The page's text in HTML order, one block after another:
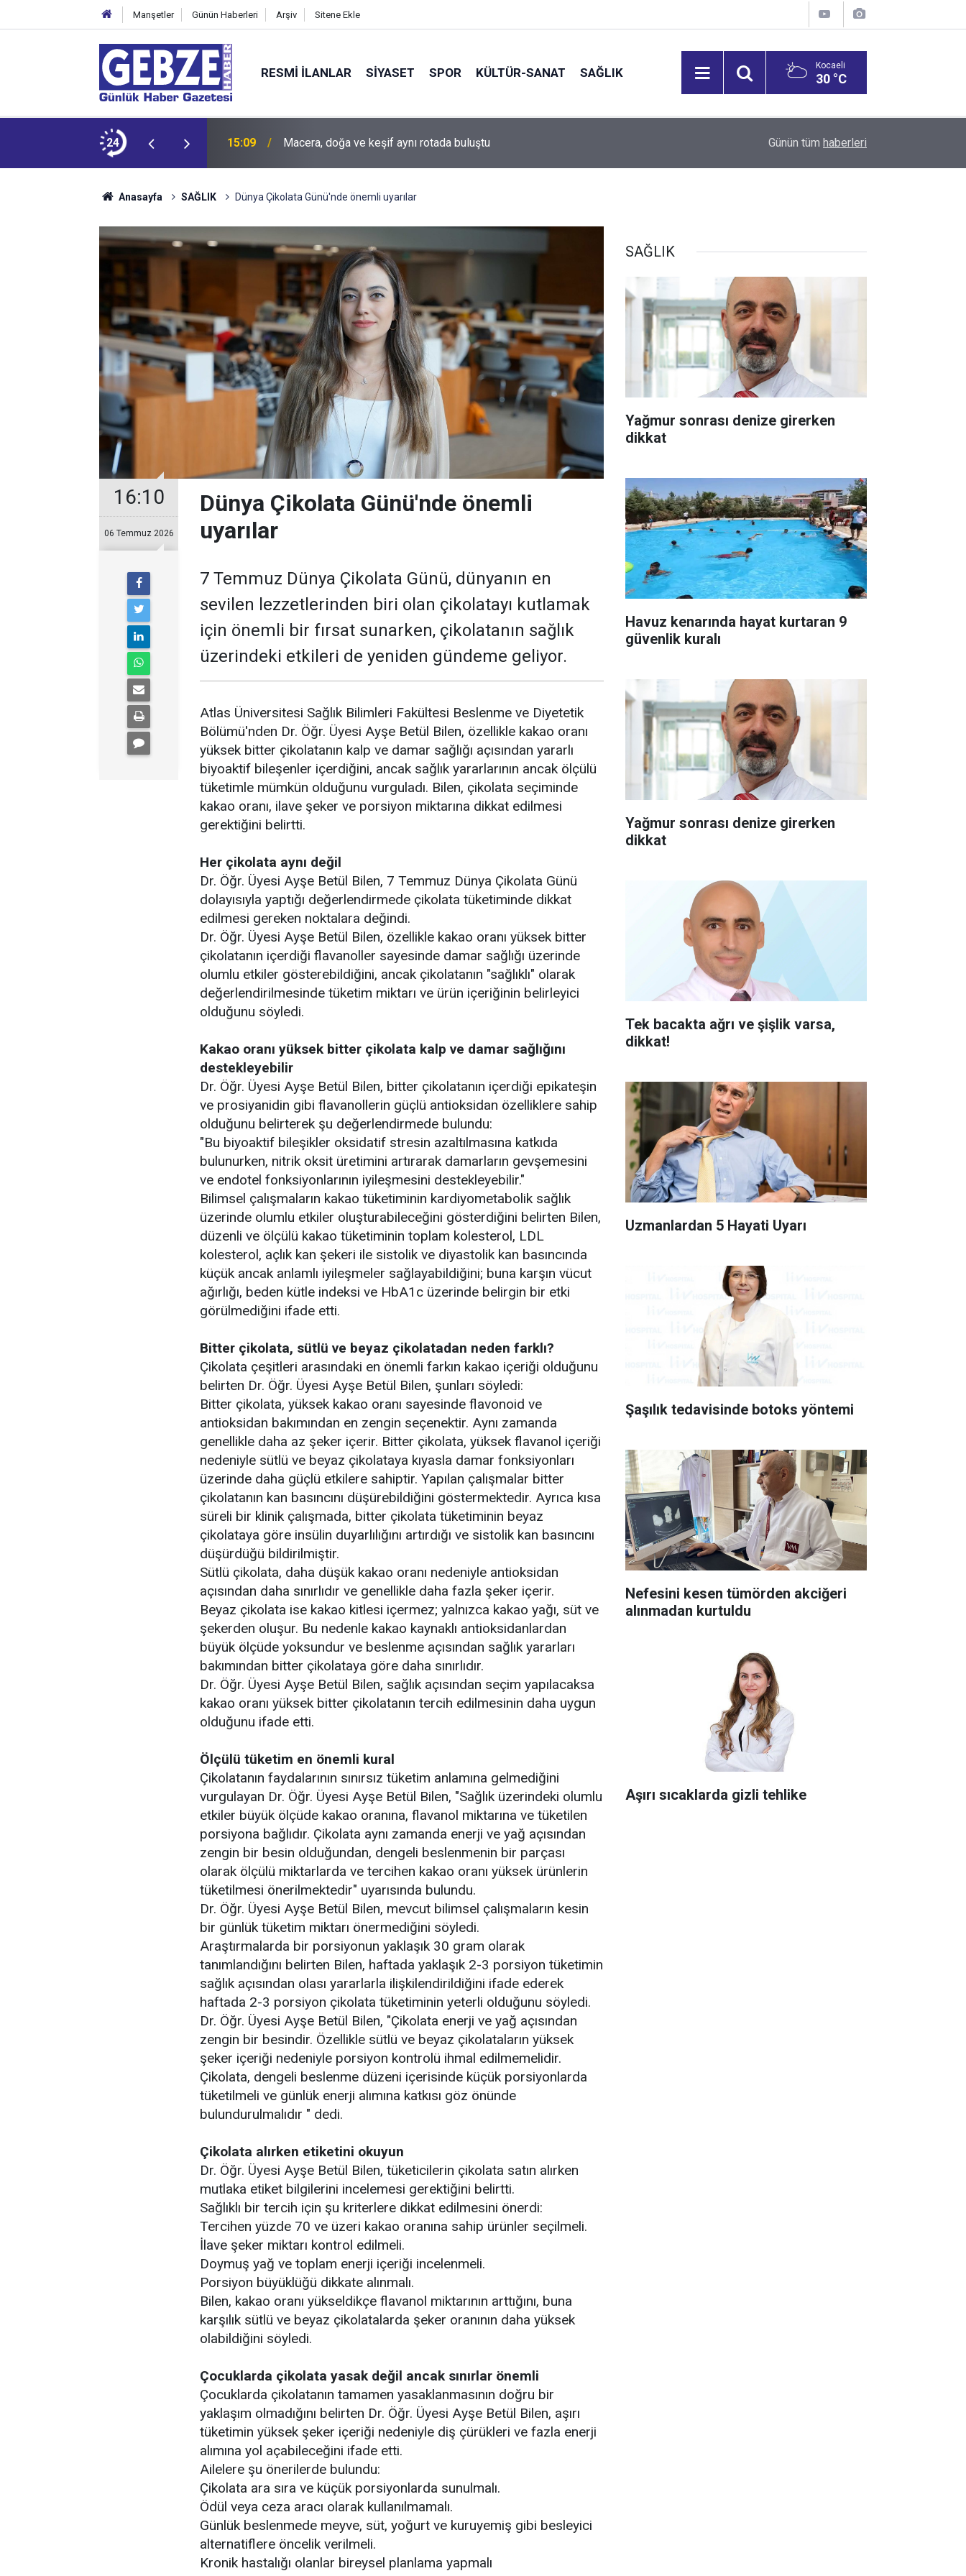
Manşetler Günün Haberleri Arşiv Sitene Ekle
RESMI İLANLAR SİYASET SPOR KÜLTÜR-SANAT SAĞLIK Kocaeli
30 °C
24 15:09 Macera, doğa ve keşif aynı rotada buluştu Anadolu Dostluk Rallisi İlk Yarıyı Tamamladı
Günün tüm haberleri
Anasayfa SAĞLIK Dünya Çikolata Günü'nde önemli uyarılar
16:10
06 Temmuz 2026
Dünya Çikolata Günü'nde önemli
uyarılar
7 Temmuz Dünya Çikolata Günü, dünyanın en
sevilen lezzetlerinden biri olan çikolatayı kutlamak
için önemli bir fırsat sunarken, çikolatanın sağlık
üzerindeki etkileri de yeniden gündeme geliyor.
Atlas Üniversitesi Sağlık Bilimleri Fakültesi Beslenme ve Diyetetik
Bölümü'nden Dr. Öğr. Üyesi Ayşe Betül Bilen, özellikle kakao oranı
yüksek bitter çikolatanın kalp ve damar sağlığı açısından yararlı
biyoaktif bileşenler içerdiğini, ancak sağlık yararlarının ancak ölçülü
tüketimle mümkün olduğunu vurguladı. Bilen, çikolata seçiminde
kakao oranı, ilave şeker ve porsiyon miktarına dikkat edilmesi
gerektiğini belirtti.
Her çikolata aynı değil
Dr. Öğr. Üyesi Ayşe Betül Bilen, 7 Temmuz Dünya Çikolata Günü
dolayısıyla yaptığı değerlendirmede çikolata tüketiminde dikkat
edilmesi gereken noktalara değindi.
Dr. Öğr. Üyesi Ayşe Betül Bilen, özellikle kakao oranı yüksek bitter
çikolatanın içerdiği flavanoller sayesinde damar sağlığı üzerinde
olumlu etkiler gösterebildiğini, ancak çikolatanın "sağlıklı" olarak
değerlendirilmesinde tüketim miktarı ve ürün içeriğinin belirleyici
olduğunu söyledi.
Kakao oranı yüksek bitter çikolata kalp ve damar sağlığını
destekleyebilir
Dr. Öğr. Üyesi Ayşe Betül Bilen, bitter çikolatanın içerdiği epikateşin
ve prosiyanidin gibi flavanollerin güçlü antioksidan özelliklere sahip
olduğunu belirterek şu değerlendirmede bulundu:
"Bu biyoaktif bileşikler oksidatif stresin azaltılmasına katkıda
bulunurken, nitrik oksit üretimini artırarak damarların gevşemesini
ve endotel fonksiyonlarının iyileşmesini destekleyebilir."
Bilimsel çalışmaların kakao tüketiminin kardiyometabolik sağlık
üzerinde olumlu etkiler oluşturabileceğini gösterdiğini belirten Bilen,
düzenli ve ölçülü kakao tüketiminin toplam kolesterol, LDL
kolesterol, açlık kan şekeri ile sistolik ve diyastolik kan basıncında
küçük ancak anlamlı iyileşmeler sağlayabildiğini; buna karşın vücut
ağırlığı, beden kütle indeksi ve HbA1c üzerinde belirgin bir etki
görülmediğini ifade etti.
Bitter çikolata, sütlü ve beyaz çikolatadan neden farklı?
Çikolata çeşitleri arasındaki en önemli farkın kakao içeriği olduğunu
belirten Dr. Öğr. Üyesi Ayşe Betül Bilen, şunları söyledi:
Bitter çikolata, yüksek kakao oranı sayesinde flavonoid ve
antioksidan bakımından en zengin seçenektir. Aynı zamanda
genellikle daha az şeker içerir. Bitter çikolata, yüksek flavanol içeriği
nedeniyle sütlü ve beyaz çikolataya kıyasla damar fonksiyonları
üzerinde daha güçlü etkilere sahiptir. Yapılan çalışmalar bitter
çikolatanın kan basıncını düşürebildiğini göstermektedir. Ayrıca kısa
süreli bir klinik çalışmada, bitter çikolata tüketiminin beyaz
çikolataya göre insülin duyarlılığını artırdığı ve sistolik kan basıncını
düşürdüğü bildirilmiştir.
Sütlü çikolata, daha düşük kakao oranı nedeniyle antioksidan
açısından daha sınırlıdır ve genellikle daha fazla şeker içerir.
Beyaz çikolata ise kakao kitlesi içermez; yalnızca kakao yağı, süt ve
şekerden oluşur. Bu nedenle kakao kaynaklı antioksidanlardan
büyük ölçüde yoksundur ve beslenme açısından sağlık yararları
bakımından bitter çikolataya göre daha sınırlıdır.
Dr. Öğr. Üyesi Ayşe Betül Bilen, sağlık açısından seçim yapılacaksa
kakao oranı yüksek bitter çikolatanın tercih edilmesinin daha uygun
olduğunu ifade etti.
Ölçülü tüketim en önemli kural
Çikolatanın faydalarının sınırsız tüketim anlamına gelmediğini
vurgulayan Dr. Öğr. Üyesi Ayşe Betül Bilen, "Sağlık üzerindeki olumlu
etkiler büyük ölçüde kakao oranına, flavanol miktarına ve tüketilen
porsiyona bağlıdır. Çikolata aynı zamanda enerji ve yağ açısından
zengin bir besin olduğundan, dengeli beslenmenin bir parçası
olarak ölçülü miktarlarda ve tercihen kakao oranı yüksek ürünlerin
tüketilmesi önerilmektedir" uyarısında bulundu.
Dr. Öğr. Üyesi Ayşe Betül Bilen, mevcut bilimsel çalışmaların kesin
bir günlük tüketim miktarı önermediğini söyledi.
Araştırmalarda bir porsiyonun yaklaşık 30 gram olarak
tanımlandığını belirten Bilen, haftada yaklaşık 2-3 porsiyon tüketimin
sağlık açısından olası yararlarla ilişkilendirildiğini ifade ederek
haftada 2-3 porsiyon çikolata tüketiminin yeterli olduğunu söyledi.
Dr. Öğr. Üyesi Ayşe Betül Bilen, "Çikolata enerji ve yağ açısından
zengin bir besindir. Özellikle sütlü ve beyaz çikolataların yüksek
şeker içeriği nedeniyle porsiyon kontrolü ihmal edilmemelidir.
Çikolata, dengeli beslenme düzeni içerisinde küçük porsiyonlarda
tüketilmeli ve günlük enerji alımına katkısı göz önünde
bulundurulmalıdır " dedi.
Çikolata alırken etiketini okuyun
Dr. Öğr. Üyesi Ayşe Betül Bilen, tüketicilerin çikolata satın alırken
mutlaka etiket bilgilerini incelemesi gerektiğini belirtti.
Sağlıklı bir tercih için şu kriterlere dikkat edilmesini önerdi:
Tercihen yüzde 70 ve üzeri kakao oranına sahip ürünler seçilmeli.
İlave şeker miktarı kontrol edilmeli.
Doymuş yağ ve toplam enerji içeriği incelenmeli.
Porsiyon büyüklüğü dikkate alınmalı.
Bilen, kakao oranı yükseldikçe flavanol miktarının arttığını, buna
karşılık sütlü ve beyaz çikolatalarda şeker oranının daha yüksek
olabildiğini söyledi.
Çocuklarda çikolata yasak değil ancak sınırlar önemli
Çocuklarda çikolatanın tamamen yasaklanmasının doğru bir
yaklaşım olmadığını belirten Dr. Öğr. Üyesi Ayşe Betül Bilen, aşırı
tüketimin yüksek şeker içeriği nedeniyle diş çürükleri ve fazla enerji
alımına yol açabileceğini ifade etti.
Ailelere şu önerilerde bulundu:
Çikolata ara sıra ve küçük porsiyonlarda sunulmalı.
Ödül veya ceza aracı olarak kullanılmamalı.
Günlük beslenmede meyve, süt, yoğurt ve kuruyemiş gibi besleyici
alternatiflere öncelik verilmeli.
Kronik hastalığı olanlar bireysel planlama yapmalı
SAĞLIK
Yağmur sonrası denize girerken
dikkat
Havuz kenarında hayat kurtaran 9
güvenlik kuralı
Yağmur sonrası denize girerken
dikkat
Tek bacakta ağrı ve şişlik varsa,
dikkat!
Uzmanlardan 5 Hayati Uyarı
Şaşılık tedavisinde botoks yöntemi
Nefesini kesen tümörden akciğeri
alınmadan kurtuldu
Aşırı sıcaklarda gizli tehlike